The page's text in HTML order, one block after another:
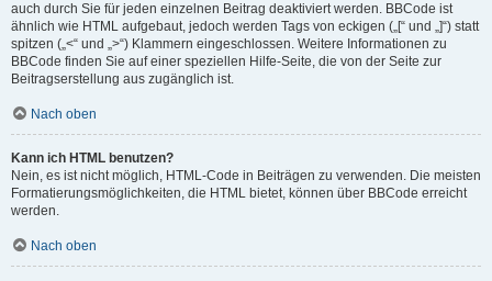
auch durch Sie für jeden einzelnen Beitrag deaktiviert werden. BBCode ist
ähnlich wie HTML aufgebaut, jedoch werden Tags von eckigen („[“ und „]“) statt
spitzen („<“ und „>“) Klammern eingeschlossen. Weitere Informationen zu
BBCode finden Sie auf einer speziellen Hilfe-Seite, die von der Seite zur
Beitragserstellung aus zugänglich ist.
Nach oben
Kann ich HTML benutzen?
Nein, es ist nicht möglich, HTML-Code in Beiträgen zu verwenden. Die meisten
Formatierungsmöglichkeiten, die HTML bietet, können über BBCode erreicht
werden.
Nach oben